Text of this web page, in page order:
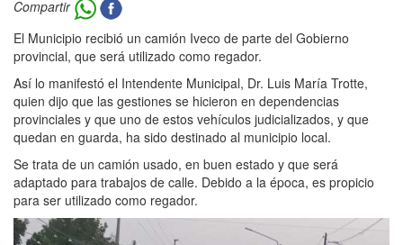
Compartir
El Municipio recibió un camión Iveco de parte del Gobierno
provincial, que será utilizado como regador.
Así lo manifestó el Intendente Municipal, Dr. Luis María Trotte,
quien dijo que las gestiones se hicieron en dependencias
provinciales y que uno de estos vehículos judicializados, y que
quedan en guarda, ha sido destinado al municipio local.
Se trata de un camión usado, en buen estado y que será
adaptado para trabajos de calle. Debido a la época, es propicio
para ser utilizado como regador.